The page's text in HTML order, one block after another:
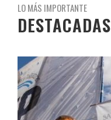
LO MÁS IMPORTANTE
DESTACADAS